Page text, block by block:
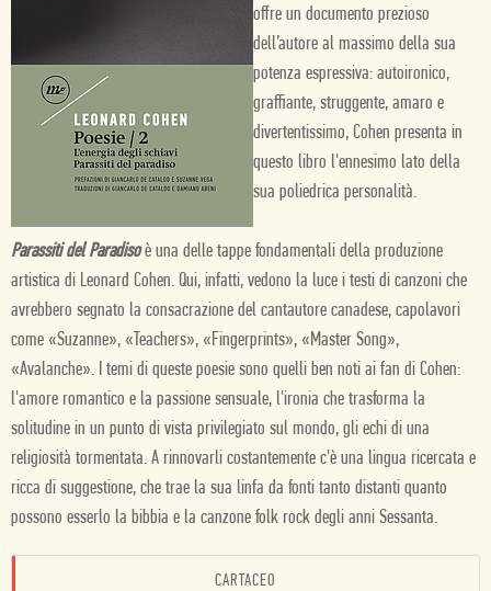
offre un documento prezioso
dell’autore al massimo della sua
potenza espressiva: autoironico,
graffiante, struggente, amaro e
divertentissimo, Cohen presenta in
questo libro l'ennesimo lato della
sua poliedrica personalità.
Parassiti del Paradisoè una delle tappe fondamentali della produzione
artistica di Leonard Cohen. Qui, infatti, vedono la luce i testi di canzoni che
avrebbero segnato la consacrazione del cantautore canadese, capolavori
come «Suzanne», «Teachers», «Fingerprints», «Master Song»,
«Avalanche». I temi di queste poesie sono quelli ben noti ai fan di Cohen:
l'amore romantico e la passione sensuale, l'ironia che trasforma la
solitudine in un punto di vista privilegiato sul mondo, gli echi di una
religiosità tormentata. A rinnovarli costantemente c'è una lingua ricercata e
ricca di suggestione, che trae la sua linfa da fonti tanto distanti quanto
possono esserlo la bibbia e la canzone folk rock degli anni Sessanta.
CARTACEO